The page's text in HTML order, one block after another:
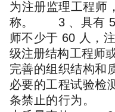
为注册监理工程师
称。 3 、具有 5
师不少于 60 人，
级注册结构工程师
完善的组织结构
必要的工程试验
条禁止的行为。 8